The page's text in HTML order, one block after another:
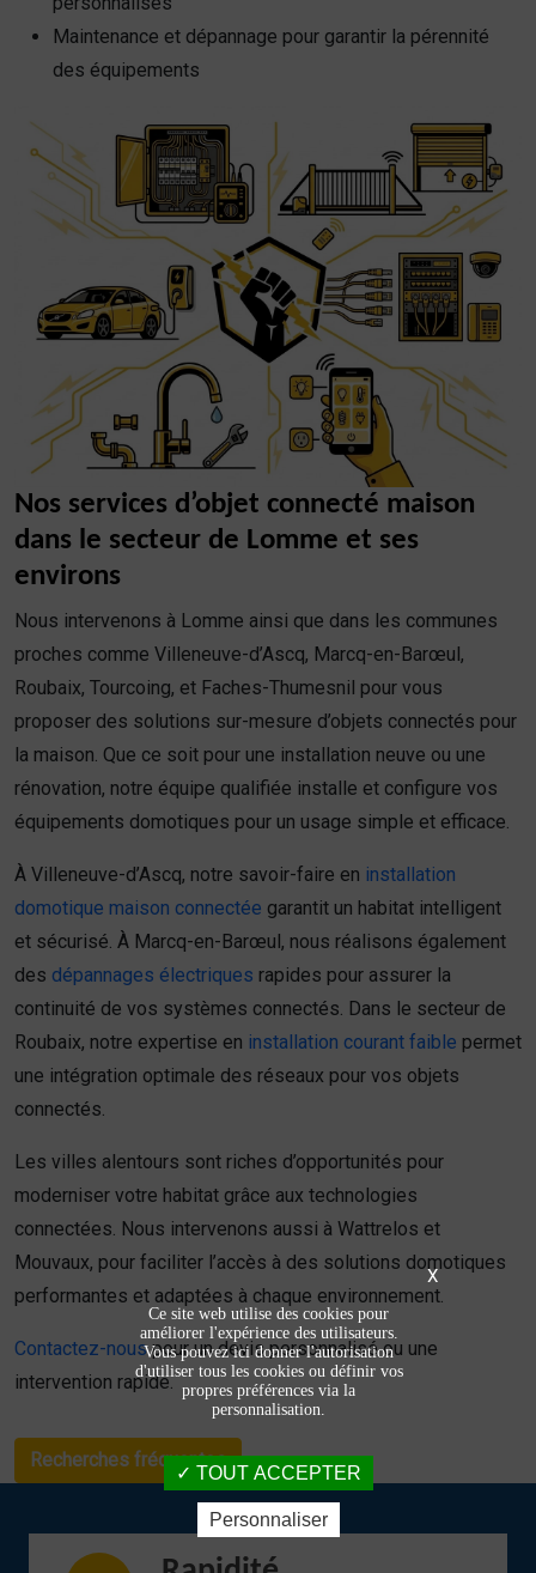
Maintenance et dépannage pour garantir la pérennité
des équipements
Nos services d’objet connecté maison
dans le secteur de Lomme et ses
environs
Nous intervenons à Lomme ainsi que dans les communes
proches comme Villeneuve-d’Ascq, Marcq-en-Barœul,
Roubaix, Tourcoing, et Faches-Thumesnil pour vous
proposer des solutions sur-mesure d’objets connectés pour
la maison. Que ce soit pour une installation neuve ou une
rénovation, notre équipe qualifiée installe et configure vos
équipements domotiques pour un usage simple et efficace.
À Villeneuve-d’Ascq, notre savoir-faire en installation
domotique maison connectée garantit un habitat intelligent
et sécurisé. À Marcq-en-Barœul, nous réalisons également
des dépannages électriques rapides pour assurer la
continuité de vos systèmes connectés. Dans le secteur de
Roubaix, notre expertise en installation courant faible permet
une intégration optimale des réseaux pour vos objets
connectés.
Les villes alentours sont riches d’opportunités pour
moderniser votre habitat grâce aux technologies
connectées. Nous intervenons aussi à Wattrelos et
Mouvaux, pour faciliter l’accès à des solutions domotiques
performantes et adaptées à chaque environnement.
Contactez-nouspour un devis personnalisé ou une
intervention rapide.
Recherches fréquentes
X
Ce site web utilise des cookies pour
améliorer l'expérience des utilisateurs.
Vous pouvez ici donner l'autorisation
d'utiliser tous les cookies ou définir vos
propres préférences via la
personnalisation.
TOUT ACCEPTER
Personnaliser